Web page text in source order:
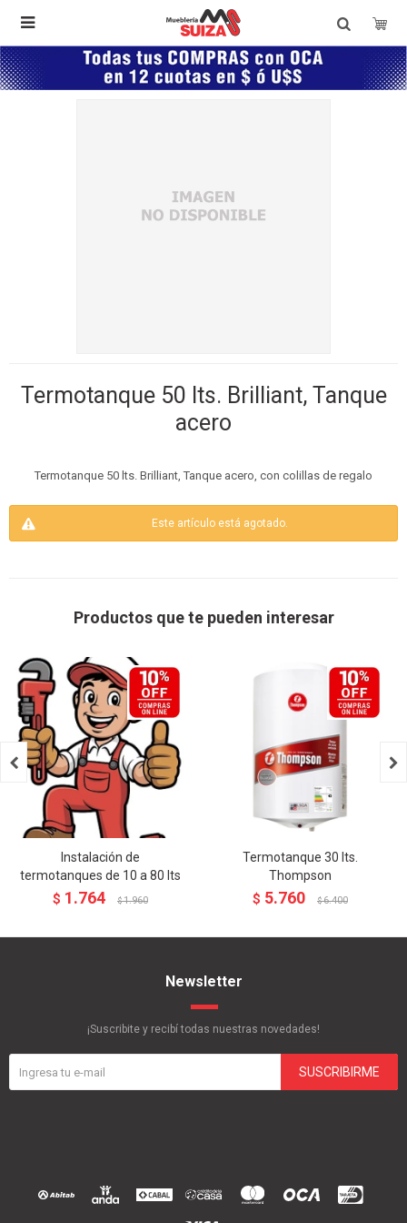

Termotanque 50 lts. Brilliant, Tanque
acero
Termotanque 50 lts. Brilliant, Tanque acero, con colillas de regalo
Este artículo está agotado.
Productos que te pueden interesar
Instalación de
termotanques de 10 a 80 lts
$ 1.764 $ 1.960
Termotanque 30 lts.
Thompson
$ 5.760 $ 6.400
 
Newsletter
¡Suscribite y recibí todas nuestras novedades!
SUSCRIBIRME